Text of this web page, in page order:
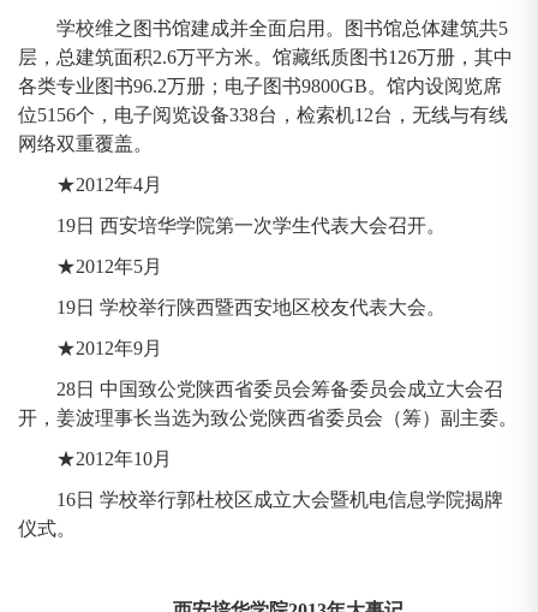
学校维之图书馆建成并全面启用。图书馆总体建筑共5
层，总建筑面积2.6万平方米。馆藏纸质图书126万册，其中
各类专业图书96.2万册；电子图书9800GB。馆内设阅览席
位5156个，电子阅览设备338台，检索机12台，无线与有线
网络双重覆盖。
★2012年4月
19日 西安培华学院第一次学生代表大会召开。
★2012年5月
19日 学校举行陕西暨西安地区校友代表大会。
★2012年9月
28日 中国致公党陕西省委员会筹备委员会成立大会召
开，姜波理事长当选为致公党陕西省委员会（筹）副主委。
★2012年10月
16日 学校举行郭杜校区成立大会暨机电信息学院揭牌
仪式。